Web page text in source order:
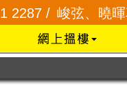
峻弦、曉暉花園